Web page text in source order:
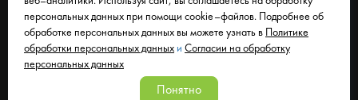
© 2007 - 2026 Муравейник. SEO-продвижение, реклама,
сайты. Находимся в Уфе, работаем со всем миром.
Политика обработки персональных данных
персональных данных при помощи cookie–файлов. Подробнее об
обработке персональных данных вы можете узнать в
Политике
обработки персональных данных и Согласии на обработку
персональных данных
Понятно